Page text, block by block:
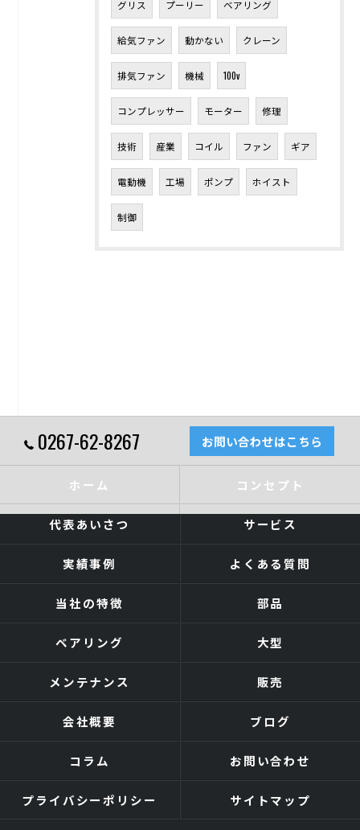
グリス プーリー ベアリング
給気ファン 動かない クレーン
排気ファン 機械 100v
コンプレッサー モーター 修理
技術 産業 コイル ファン ギア
電動機 工場 ポンプ ホイスト
制御
0267-62-8267 お問い合わせはこちら
ホーム コンセプト
代表あいさつ サービス
実績事例 よくある質問
当社の特徴 部品
ベアリング 大型
メンテナンス 販売
会社概要 ブログ
コラム お問い合わせ
プライバシーポリシー サイトマップ